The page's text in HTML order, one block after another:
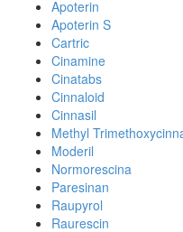
Apoterin
Apoterin S
Cartric
Cinamine
Cinatabs
Cinnaloid
Cinnasil
Methyl
Moderil
Normorescina
Paresinan
Raupyrol
Raurescin